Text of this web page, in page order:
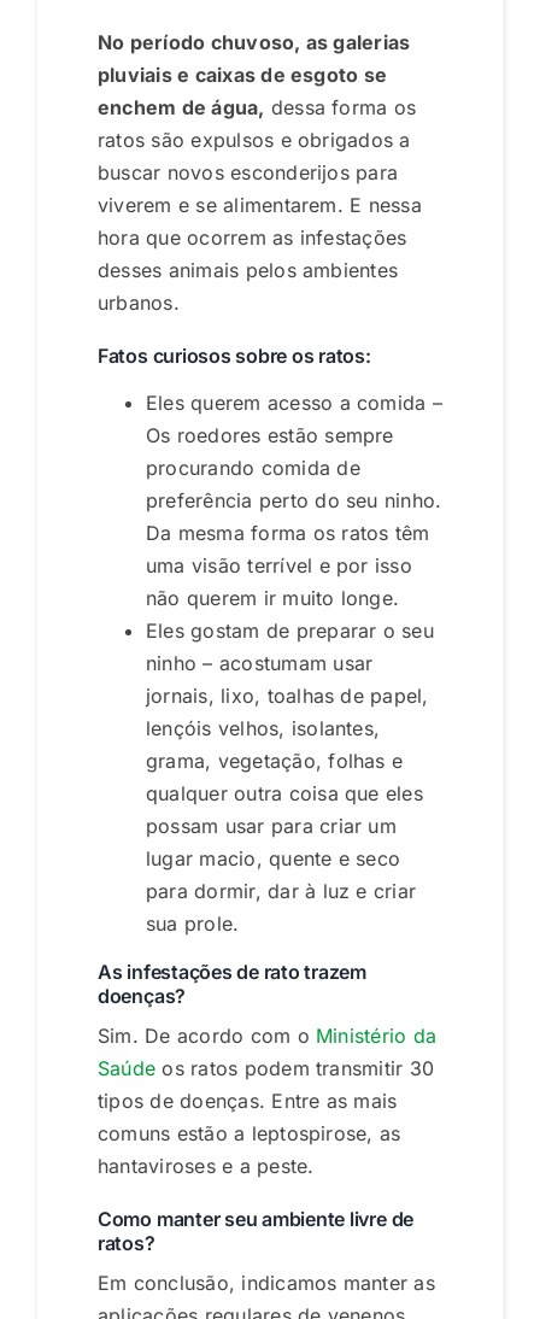
No período chuvoso, as galerias
pluviais e caixas de esgoto se
enchem de água, dessa forma os
ratos são expulsos e obrigados a
buscar novos esconderijos para
viverem e se alimentarem. E nessa
hora que ocorrem as infestações
desses animais pelos ambientes
urbanos.
Fatos curiosos sobre os ratos:
Eles querem acesso a comida –
Os roedores estão sempre
procurando comida de
preferência perto do seu ninho.
Da mesma forma os ratos têm
uma visão terrível e por isso
não querem ir muito longe.
Eles gostam de preparar o seu
ninho – acostumam usar
jornais, lixo, toalhas de papel,
lençóis velhos, isolantes,
grama, vegetação, folhas e
qualquer outra coisa que eles
possam usar para criar um
lugar macio, quente e seco
para dormir, dar à luz e criar
sua prole.
As infestações de rato trazem
doenças?
Sim. De acordo com o Ministério da
Saúde os ratos podem transmitir 30
tipos de doenças. Entre as mais
comuns estão a leptospirose, as
hantaviroses e a peste.
Como manter seu ambiente livre de
ratos?
Em conclusão, indicamos manter as